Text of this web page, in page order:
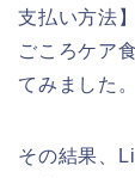
支払い方法
ごころケア
てみました。
その結果、